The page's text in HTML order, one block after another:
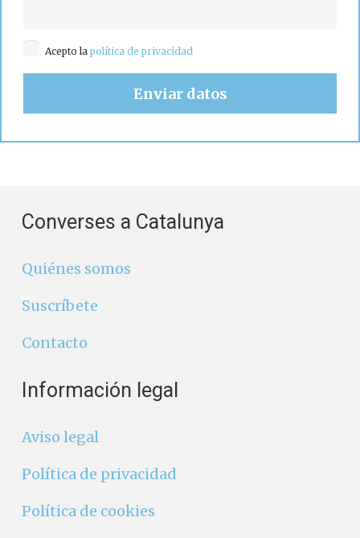
Acepto la política de privacidad
Converses a Catalunya
Quiénes somos
Suscríbete
Contacto
Información legal
Aviso legal
Política de privacidad
Política de cookies